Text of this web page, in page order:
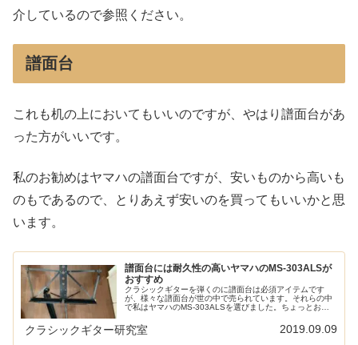
介しているので参照ください。
譜面台
これも机の上においてもいいのですが、やはり譜面台があ
った方がいいです。
私のお勧めはヤマハの譜面台ですが、安いものから高いも
のもであるので、とりあえず安いのを買ってもいいかと思
います。
譜面台には耐久性の高いヤマハのMS-303ALSが
おすすめ
クラシックギターを弾くのに譜面台は必須アイテムです
が、様々な譜面台が世の中で売られています。それらの中
で私はヤマハのMS-303ALSを選びました。ちょっとお高
の丈夫な軽量譜面台MS-30...
クラシックギター研究室 2019.09.09